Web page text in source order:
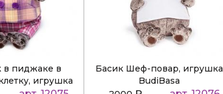
в пиджаке в
игрушка
Басик Шеф-повар, игрушка
BudiBasa